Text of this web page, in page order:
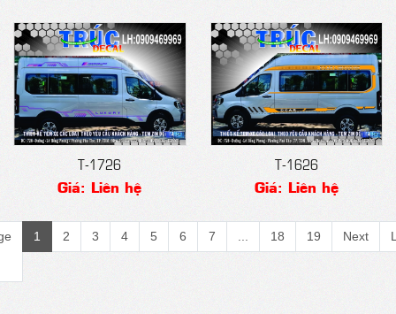
T-1726
Giá: Liên hệ
T-1626
Giá: Liên hệ
1 2 3 4 5 6 7 ... 18 19 Next